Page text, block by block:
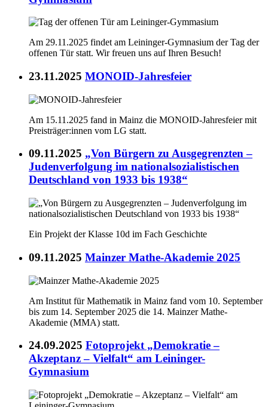
Am 29.11.2025 findet am Leininger-Gymnasium der Tag der
offenen Tür statt. Wir freuen uns auf Ihren Besuch!
23.11.2025 MONOID-Jahresfeier
Am 15.11.2025 fand in Mainz die MONOID-Jahresfeier mit
Preisträger:innen vom LG statt.
09.11.2025 „Von Bürgern zu Ausgegrenzten –
Judenverfolgung im nationalsozialistischen
Deutschland von 1933 bis 1938“
Ein Projekt der Klasse 10d im Fach Geschichte
09.11.2025 Mainzer Mathe-Akademie 2025
Am Institut für Mathematik in Mainz fand vom 10. September
bis zum 14. September 2025 die 14. Mainzer Mathe-
Akademie (MMA) statt.
24.09.2025 Fotoprojekt „Demokratie –
Akzeptanz – Vielfalt“ am Leininger-
Gymnasium